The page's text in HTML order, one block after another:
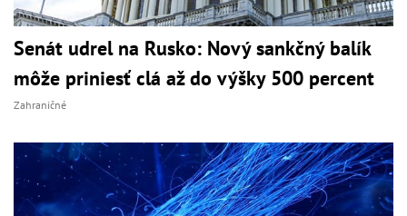
Senát udrel na Rusko: Nový sankčný balík
môže priniesť clá až do výšky 500 percent
Zahraničné